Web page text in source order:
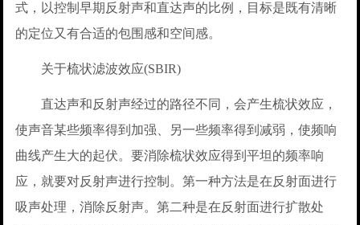
式，以控制早期反射声和直达声的比例，目标是既有清晰
的定位又有合适的包围感和空间感。
关于梳状滤波效应(SBIR)
直达声和反射声经过的路径不同，会产生梳状效应，
使声音某些频率得到加强、另一些频率得到减弱，使频响
曲线产生大的起伏。要消除梳状效应得到平坦的频率响
应，就要对反射声进行控制。第一种方法是在反射面进行
吸声处理，消除反射声。第二种是在反射面进行扩散处